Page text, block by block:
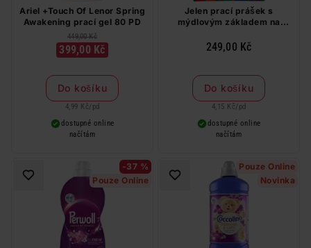
Ariel +Touch Of Lenor Spring
Awakening prací gel 80 PD
449,00 Kč
399,00 Kč
Do košíku
4,99 Kč/ pd
dostupné online
načítám
Jelen prací prášek s
mýdlovým základem na
249,00 Kč
Do košíku
4,15 Kč/ pd
dostupné online
načítám
-37 %
Pouze Online
Pouze Online
Novinka